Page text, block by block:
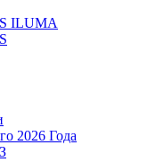
ILUMA
2026 Года